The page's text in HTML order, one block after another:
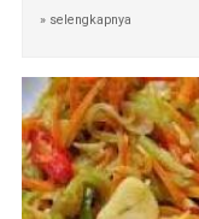
» selengkapnya